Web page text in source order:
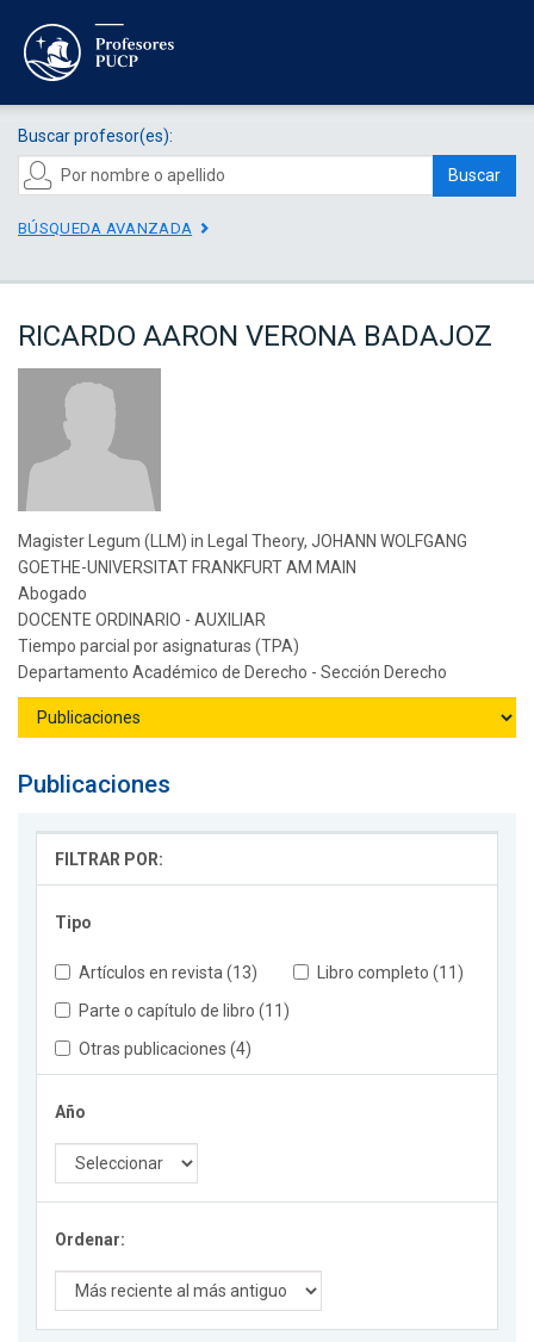
Buscar profesor(es):
Buscar
BÚSQUEDA AVANZADA
RICARDO AARON VERONA BADAJOZ
Magister Legum (LLM) in Legal Theory, JOHANN WOLFGANG
GOETHE-UNIVERSITAT FRANKFURT AM MAIN
Abogado
DOCENTE ORDINARIO - AUXILIAR
Tiempo parcial por asignaturas (TPA)
Departamento Académico de Derecho - Sección Derecho
Publicaciones
FILTRAR POR:
Tipo
Artículos en revista (13)
Libro completo (11)
Parte o capítulo de libro (11)
Otras publicaciones (4)
Año
Ordenar: